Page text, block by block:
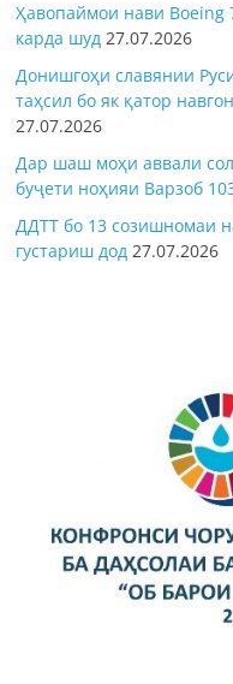
Ҳавопаймои нави Boeing
карда шуд 27.07.2026
Донишгоҳи славянии
таҳсил бо як қатор
27.07.2026
Дар шаш моҳи аввали
буҷети ноҳияи Варзоб
ДДТТ бо 13 созишномаи
густариш дод 27.07.2026